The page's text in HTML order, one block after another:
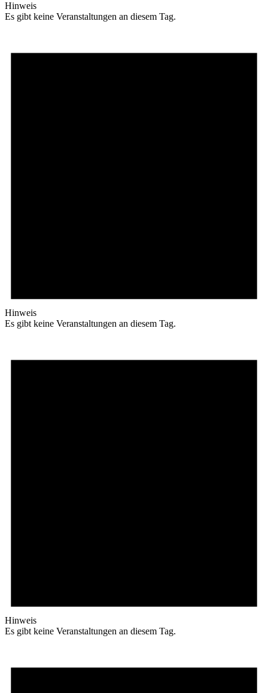
Hinweis
Es gibt keine Veranstaltungen an diesem Tag.
Hinweis
Es gibt keine Veranstaltungen an diesem Tag.
Hinweis
Es gibt keine Veranstaltungen an diesem Tag.